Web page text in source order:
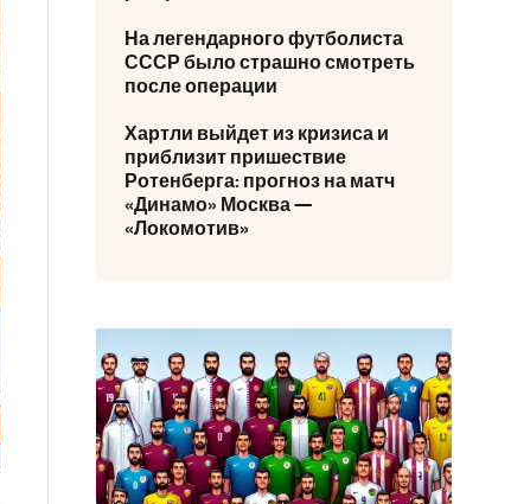
На легендарного футболиста
СССР было страшно смотреть
после операции
Хартли выйдет из кризиса и
приблизит пришествие
Ротенберга: прогноз на матч
«Динамо» Москва —
«Локомотив»